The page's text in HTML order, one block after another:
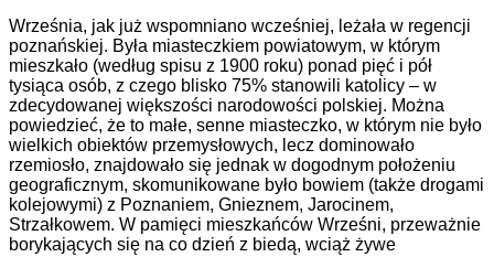
Września, jak już wspomniano wcześniej, leżała w regencji
poznańskiej. Była miasteczkiem powiatowym, w którym
mieszkało (według spisu z 1900 roku) ponad pięć i pół
tysiąca osób, z czego blisko 75% stanowili katolicy – w
zdecydowanej większości narodowości polskiej. Można
powiedzieć, że to małe, senne miasteczko, w którym nie było
wielkich obiektów przemysłowych, lecz dominowało
rzemiosło, znajdowało się jednak w dogodnym położeniu
geograficznym, skomunikowane było bowiem (także drogami
kolejowymi) z Poznaniem, Gnieznem, Jarocinem,
Strzałkowem. W pamięci mieszkańców Wrześni, przeważnie
borykających się na co dzień z biedą, wciąż żywe